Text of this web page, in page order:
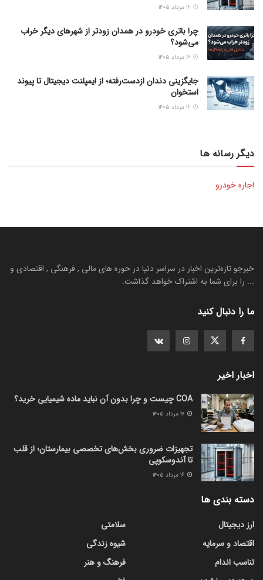
چرا باتری خودرو در همدان زودتر از شهرهای دیگر خراب
می‌شود؟
جایگزینی دندان ازدست‌رفته؛ از ایمپلنت دیجیتال تا پیوند
استخوان
دیگر رسانه ها
اجاره خودرو
خبرجو تازه‌ترین اخبار در سراسر دنیا در حوره های مالی , فرهنگی , اقتصادی و
... را برای شما به اشتراک خواهد گذاشت.
ما را دنبال کنید
اخبار اخیر
COA چیست و چرا بدون آن نباید ماده شیمیایی خرید؟
تجهیزات ضروری بخش‌های تخصصی بیمارستان؛ از قلب
تا آندوسکوپی
دسته بندی ها
ارز دیجیتال
اقتصاد و سرمایه
تناسب اندام
سلامتی
شیوه زندگی
فرهنگ و هنر